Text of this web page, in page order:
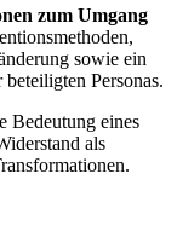
zum Umgang
sowie ein
Personas.
Bedeutung eines
als